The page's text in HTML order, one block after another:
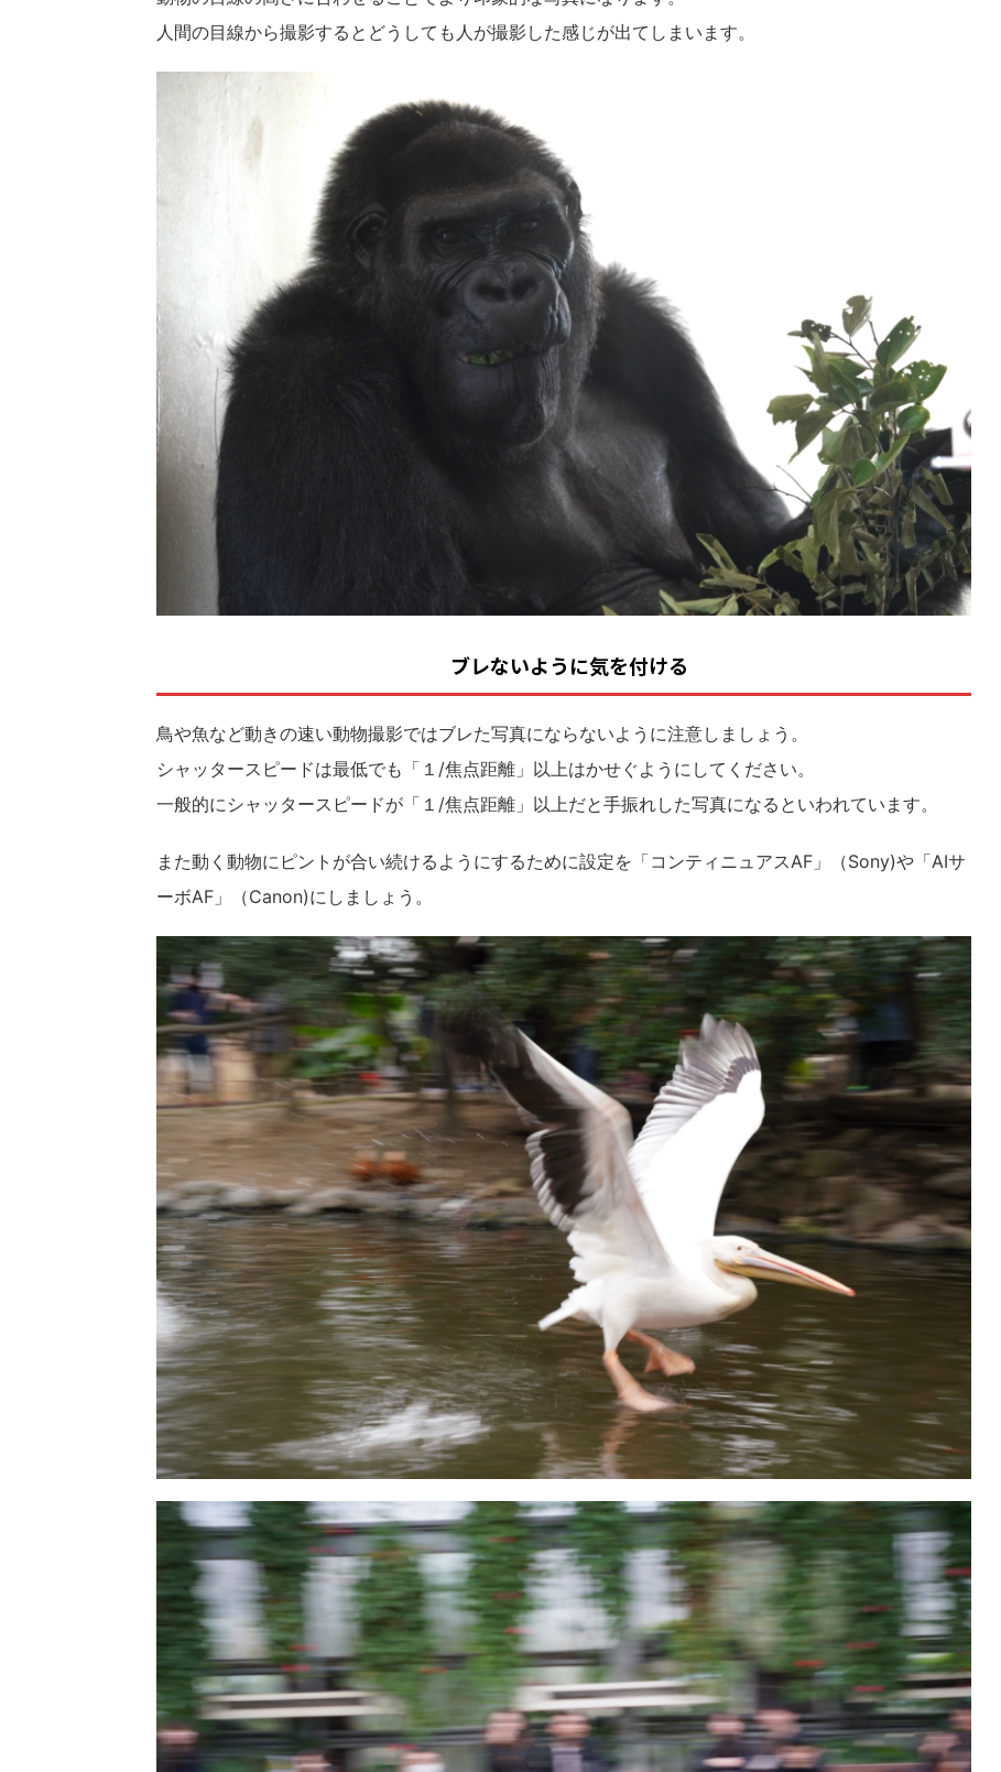
人間の目線から撮影するとどうしても人が撮影した感じが出てしまいます。
ブレないように気を付ける
鳥や魚など動きの速い動物撮影ではブレた写真にならないように注意しましょう。
シャッタースピードは最低でも「１/焦点距離」以上はかせぐようにしてください。
一般的にシャッタースピードが「１/焦点距離」以上だと手振れした写真になるといわれています。
また動く動物にピントが合い続けるようにするために設定を「コンティニュアスAF」（Sony)や「AIサ
ーボAF」（Canon)にしましょう。